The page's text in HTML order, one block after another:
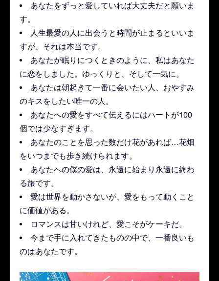
あなたをずっと愛していれば大丈夫だと願いま
す。
人生最愛の人に出会うと時間が止まるといいま
すが、それは本当です。
あなたが眠りにつくときのように、私はあなた
に恋をしました。ゆっくりと、そして一気に。
あなたは朝起きて一番に会いたい人、おやすみ
のキスをしたい唯一の人。
あなたへの愛をすべて伝えるにはハートが100
個では少なすぎます。
あなたのことを思った数だけ花があれば…花畑
をいつまでも歩き続けられます。
あなたへの僕の愛は、永遠に始まり永遠に終わ
る旅です。
愛は世界を動かさないが、愛をもって動くこと
に価値がある。
ロマンスは甘いけれど、愛こそがケーキだ。
今まで手に入れてきたものの中で、一番良いも
のはあなたです。